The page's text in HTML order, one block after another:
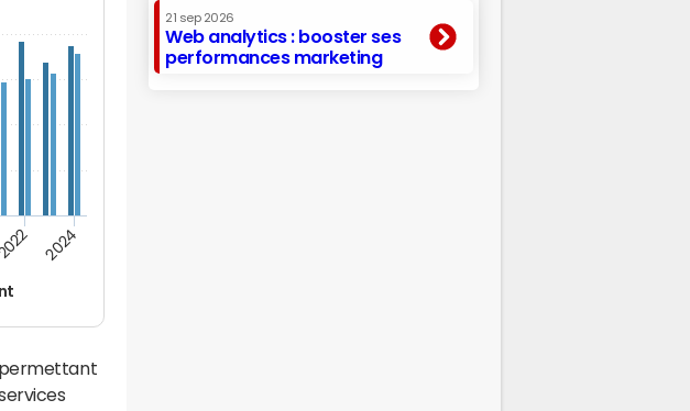
2024
permettant
21 sep 2026
Web analytics : booster ses
performances marketing